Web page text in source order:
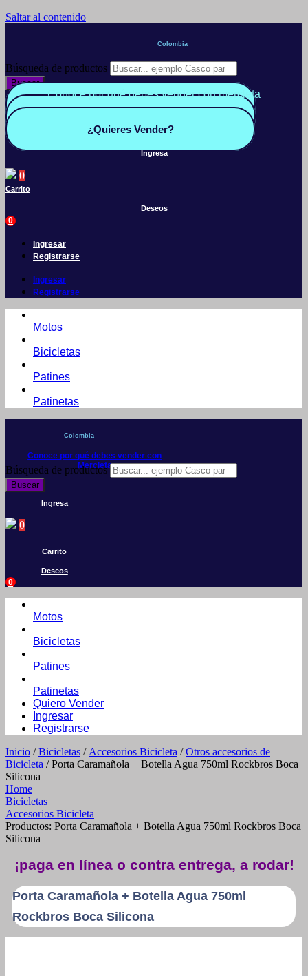
Saltar al contenido
Colombia
Búsqueda de productos
Buscar
Conoce por qué debes vender con mercleta
Quiero Vender
¿Quieres Vender?
Ingresa
0
Carrito
Deseos
0
Ingresar
Registrarse
Ingresar
Registrarse
Motos
Bicicletas
Patines
Patinetas
Colombia
Conoce por qué debes vender con
Mercleta
Búsqueda de productos
Buscar
Ingresa
0
Carrito
Deseos
0
Motos
Bicicletas
Patines
Patinetas
Quiero Vender
Ingresar
Registrarse
Inicio /Bicicletas / Accesorios Bicicleta /Otros accesorios de
Bicicleta / Porta Caramañola + Botella Agua 750ml Rockbros Boca
Silicona
Home
Bicicletas
Accesorios Bicicleta
Productos: Porta Caramañola + Botella Agua 750ml Rockbros Boca
Silicona
¡paga en línea o contra entrega, a rodar!
Porta Caramañola + Botella Agua 750ml
Rockbros Boca Silicona